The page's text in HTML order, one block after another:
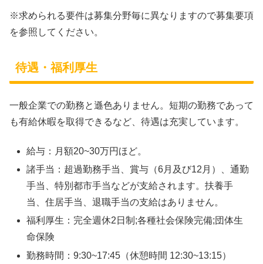
※求められる要件は募集分野毎に異なりますので募集要項
を参照してください。
待遇・福利厚生
一般企業での勤務と遜色ありません。短期の勤務であって
も有給休暇を取得できるなど、待遇は充実しています。
給与：月額20~30万円ほど。
諸手当：超過勤務手当、賞与（6月及び12月）、通勤
手当、特別都市手当などが支給されます。扶養手
当、住居手当、退職手当の支給はありません。
福利厚生：完全週休2日制;各種社会保険完備;団体生
命保険
勤務時間：9:30~17:45（休憩時間 12:30~13:15）